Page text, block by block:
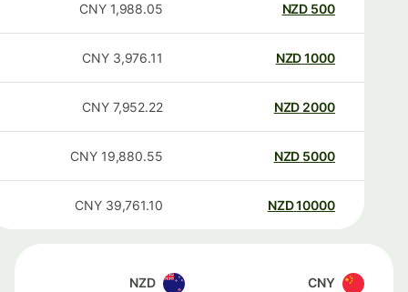
500
NZD
1,988.05
CNY
1000
NZD
3,976.11
CNY
2000
NZD
7,952.22
CNY
5000
NZD
19,880.55
CNY
10000
NZD
39,761.10
CNY
CNY
NZD